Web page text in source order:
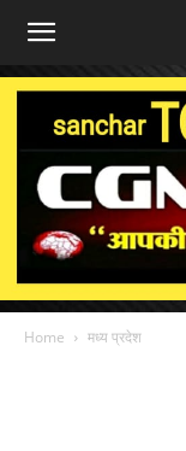
Home मध्य प्रदेश